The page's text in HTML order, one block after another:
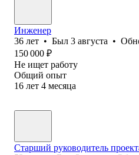
Инженер
36 лет • Был 3 августа •
150 000 ₽
Не ищет работу
Общий опыт
16 лет 4 месяца
Старший руководитель